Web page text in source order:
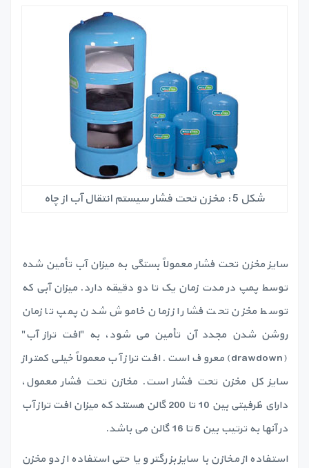
شکل 5 : مخزن تحت فشار سیستم انتقال آب از چاه
سایز مخزن تحت فشار معمولاً بستگی به میزان آب تأمین شده
توسط پمپ در مدت زمان یک تا دو دقیقه دارد. میزان آبی که
توسط مخزن تحت فشار از زمان خاموش شدن پمپ تا زمان
روشن شدن مجدد آن تأمین می شود، به "افت تراز آب"
(drawdown) معروف است. افت تراز آب معمولاً خیلی کمتر از
سایز کل مخزن تحت فشار است. مخازن تحت فشار معمول،
دارای ظرفیتی بین 10 تا 200 گالن هستند که میزان افت تراز آب
در آنها به ترتیب بین 5 تا 16 گالن می باشد.
استفاده از مخازن با سایز بزرگتر و یا حتی استفاده از دو مخزن